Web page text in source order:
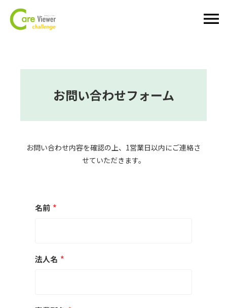
menu
お問い合わせフォーム
お問い合わせ内容を確認の上、1営業日以内にご連絡さ
せていただきます。
名前 *
法人名 *